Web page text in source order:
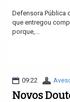
Defensora Pública
que entregou
porque,...
09:22
Novos